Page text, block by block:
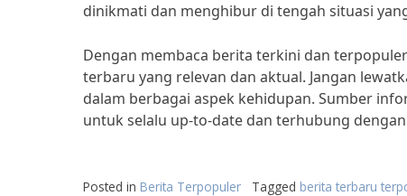
dinikmati dan menghibur di tengah situasi
Dengan membaca berita terkini dan
terbaru yang relevan dan aktual. Jangan
dalam berbagai aspek kehidupan. Sumber
untuk selalu up-to-date dan terhubung
Posted in Berita Terpopuler Tagged berita terbaru